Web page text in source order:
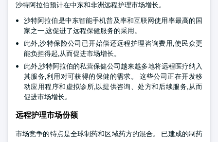
沙特阿拉伯预计在中东和非洲远程护理市场增长。
沙特阿拉伯是中东智能手机普及率和互联网使用率最高的国
家之一,这促进了远程保健服务的采用。
此外,沙特保险公司已开始偿还远程护理咨询费用,使民众更
能负担得起,从而促进市场增长。
此外,沙特阿拉伯的私营保健公司越来越多地将远程医疗纳入
其服务,利用对可获得的保健的需求。 这些公司正在开发移
动应用程序和虚拟诊所,以提供咨询、处方和后续服务,从而
促进市场增长。
远程护理市场份额
市场竞争的特点是全球制药和区域药方的混合。 已建成的制药